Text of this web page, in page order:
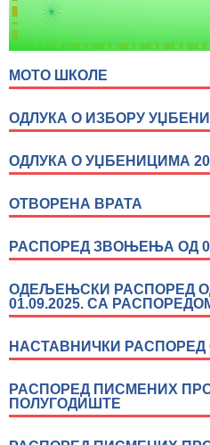
МОТО ШКОЛЕ
ОДЛУКА О ИЗБОРУ
ОДЛУКА О УЏБЕНИЦИМА
ОТВОРЕНА ВРАТА
РАСПОРЕД ЗВОЊЕЊА ОД
ОДЕЉЕЊСКИ РАСПОРЕД
01.09.2025. СА
НАСТАВНИЧКИ РАСПОРЕД
РАСПОРЕД ПИСМЕНИХ
ПОЛУГОДИШТЕ